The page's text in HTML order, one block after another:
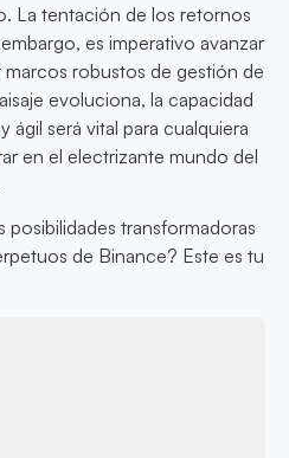
La tentación de los retornos
es imperativo avanzar
robustos de gestión de
evoluciona, la capacidad
ágil será vital para cualquiera
en el electrizante mundo del
posibilidades transformadoras
de Binance? Este es tu